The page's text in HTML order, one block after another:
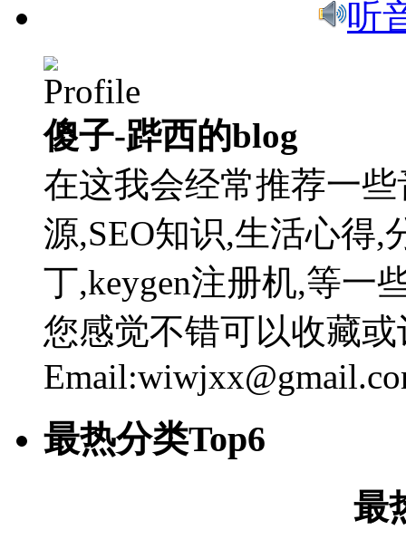
听
傻子-跸西的blog
在这我会经常推荐一
源,SEO知识,生活心得,
丁,keygen注册机,等一
您感觉不错可以收藏
最热分类Top6
最